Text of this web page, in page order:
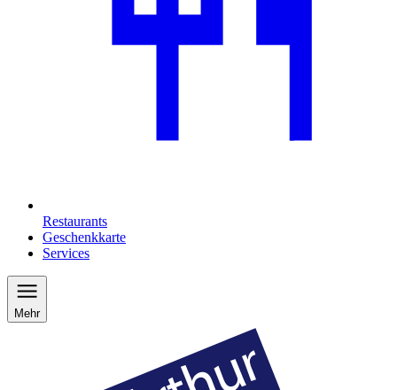
Restaurants
Geschenkkarte
Services
Mehr